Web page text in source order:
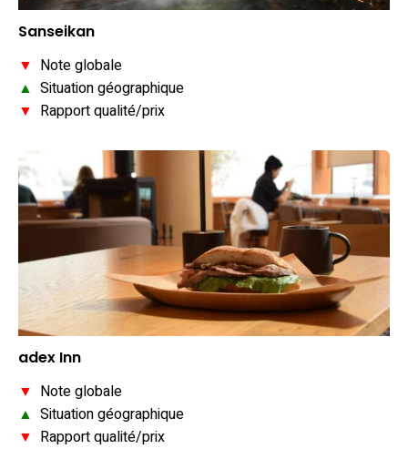
Sanseikan
▼ Note globale
▲ Situation géographique
▼ Rapport qualité/prix
adex Inn
▼ Note globale
▲ Situation géographique
▼ Rapport qualité/prix